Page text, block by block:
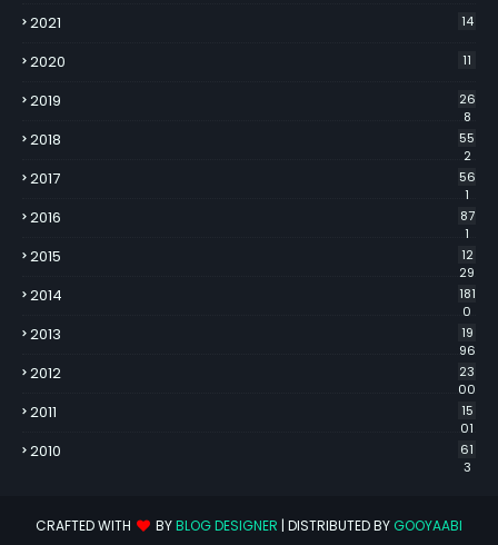
2021 14
2020 11
2019
26
8
2018
55
2
2017
56
1
2016
87
1
2015
12
29
2014
181
0
2013
19
96
2012
23
00
2011
15
01
2010
61
3
CRAFTED WITH BYBLOG DESIGNER | DISTRIBUTED BY GOOYAABI